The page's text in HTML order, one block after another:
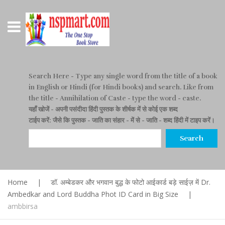
Search Here - Type any single word from the title of a book
in English or Hindi (for Hindi books) and search. Like from
the title - Annihilation of Caste - type the word - caste.
यहाँ खोजें- अपनी पसंदीदा हिंदी पुस्तक के शीर्षक में से कोई एक शब्द
टाईप करें: जैसे कि पुस्तक - जाति का संहार - में से - जाति - शब्द हिंदी में टाइप करें।
Search
Home |
डॉ. अम्बेडकर और भगवान बुद्ध के फोटो आईकार्ड बड़े साईज़ में Dr.
Ambedkar and Lord Buddha Phot ID Card in Big Size
|
ambbirsa